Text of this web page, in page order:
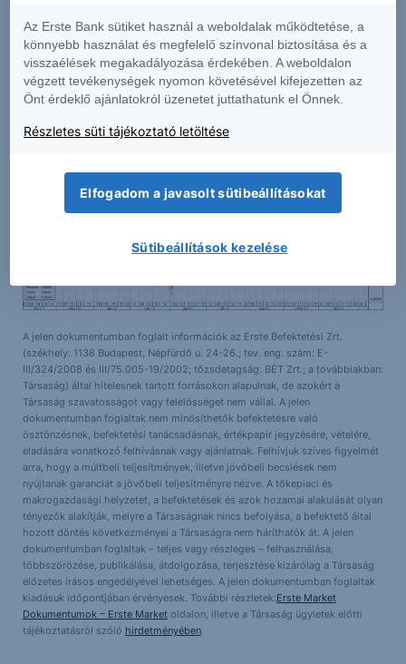
Támasz és ellenállás szintek
1. támasz 1. ellenállás
1,04 1,06
A jelen dokumentumban foglalt információk az Erste Befektetési Zrt.
(székhely: 1138 Budapest, Népfürdő u. 24-26.; tev. eng. szám: E-
III/324/2008 és III/75.005-19/2002; tőzsdetagság: BÉT Zrt.; a továbbiakban:
Társaság) által hitelesnek tartott forrásokon alapulnak, de azokért a
Társaság szavatosságot vagy felelősséget nem vállal. A jelen
dokumentumban foglaltak nem minősíthetők befektetésre való
ösztönzésnek, befektetési tanácsadásnak, értékpapír jegyzésére, vételére,
eladására vonatkozó felhívásnak vagy ajánlatnak. Felhívjuk szíves figyelmét
arra, hogy a múltbeli teljesítmények, illetve jövőbeli becslések nem
nyújtanak garanciát a jövőbeli teljesítményre nézve. A tőkepiaci és
makrogazdasági helyzetet, a befektetések és azok hozamai alakulását olyan
tényezők alakítják, melyre a Társaságnak nincs befolyása, a befektető által
hozott döntés következményei a Társaságra nem háríthatók át. A jelen
dokumentumban foglaltak – teljes vagy részleges – felhasználása,
többszörözése, publikálása, átdolgozása, terjesztése kizárólag a Társaság
előzetes írásos engedélyével lehetséges. A jelen dokumentumban foglaltak
kiadásuk időpontjában érvényesek. További részletek:Erste Market
Dokumentumok – Erste Marketoldalon, illetve a Társaság ügyletek előtti
tájékoztatásról szóló hirdetményében.
Az Erste Bank sütiket használ a weboldalak működtetése, a
könnyebb használat és megfelelő színvonal biztosítása és a
visszaélések megakadályozása érdekében. A weboldalon
végzett tevékenységek nyomon követésével kifejezetten az
Önt érdeklő ajánlatokról üzenetet juttathatunk el Önnek.
Részletes süti tájékoztató letöltése
Elfogadom a javasolt sütibeállításokat
Sütibeállítások kezelése